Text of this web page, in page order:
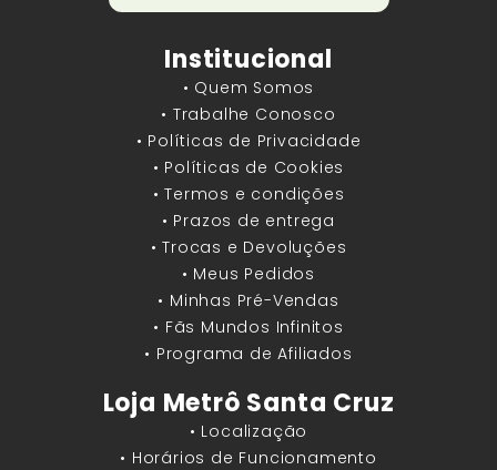
Institucional
• Quem Somos
• Trabalhe Conosco
• Políticas de Privacidade
• Políticas de Cookies
• Termos e condições
• Prazos de entrega
• Trocas e Devoluções
• Meus Pedidos
• Minhas Pré-Vendas
• Fãs Mundos Infinitos
• Programa de Afiliados
Loja Metrô Santa Cruz
• Localização
• Horários de Funcionamento